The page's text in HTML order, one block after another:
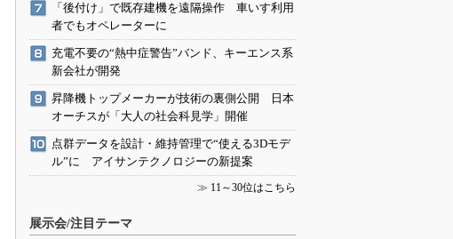
「後付け」で既存建機を遠隔操作 車いす利用
者でもオペレーターに
充電不要の“熱中症警告”バンド、キーエンス系
新会社が開発
昇降機トップメーカーが技術の裏側公開 日本
オーチスが「大人の社会科見学」開催
点群データを設計・維持管理で“使える3Dモデ
ル”に アイサンテクノロジーの新提案
≫ 11～30位はこちら
展示会/注目テーマ